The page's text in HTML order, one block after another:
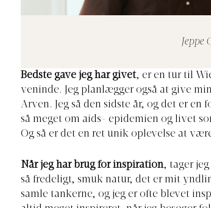
Jeppe
Bedste gave jeg har givet, er en tur til
veninde. Jeg planlægger også at give
Arven. Jeg så den sidste år, og det er
så meget om aids- epidemien og livet
Og så er det en ret unik oplevelse at
Når jeg har brug for inspiration, tager
så fredeligt, smuk natur, det er mit
samle tankerne, og jeg er ofte blevet